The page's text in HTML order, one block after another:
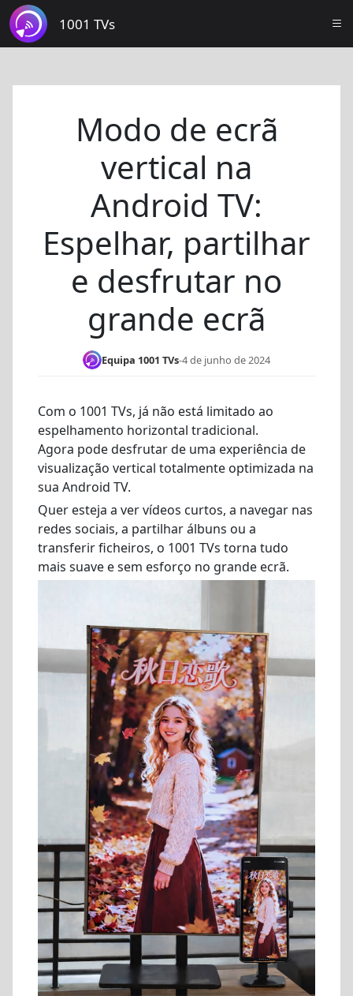
1001 TVs
Modo de ecrã
vertical na
Android TV:
Espelhar, partilhar
e desfrutar no
grande ecrã
Equipa 1001 TVs-4 de junho de 2024
Com o 1001 TVs, já não está limitado ao
espelhamento horizontal tradicional.
Agora pode desfrutar de uma experiência de
visualização vertical totalmente optimizada na
sua Android TV.
Quer esteja a ver vídeos curtos, a navegar nas
redes sociais, a partilhar álbuns ou a
transferir ficheiros, o 1001 TVs torna tudo
mais suave e sem esforço no grande ecrã.